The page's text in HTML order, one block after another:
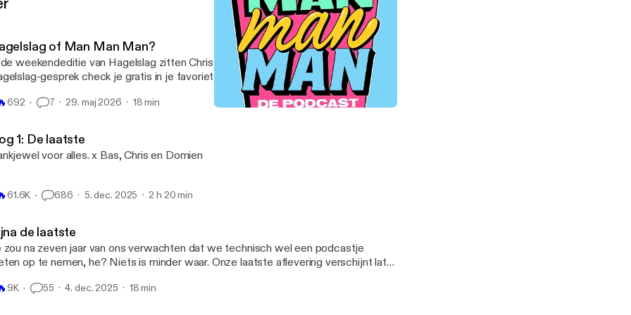
of Man Man Man?
weekendeditie van Hagelslag zitten Chris en Bas samen aan tafel. Het hele
gesprek check je gratis in je favoriete podcastapp
692 7 29. maj 2026 18 min
1: De laatste
Dankjewel voor alles. x Bas, Chris en Domien
61.6K 686 5. dec. 2025 2 h 20 min
de laatste
zou na zeven jaar van ons verwachten dat we technisch wel een podcastje
op te nemen, he? Niets is minder waar. Onze laatste aflevering verschijnt later
uit waarom. Tot zoooo!
9K 55 4. dec. 2025 18 min